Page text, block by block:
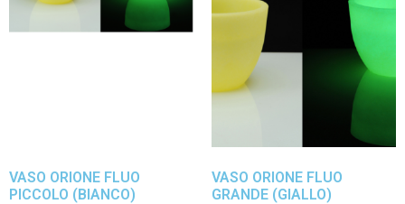
VASO ORIONE FLUO
PICCOLO (BIANCO)
VASO ORIONE FLUO
GRANDE (GIALLO)